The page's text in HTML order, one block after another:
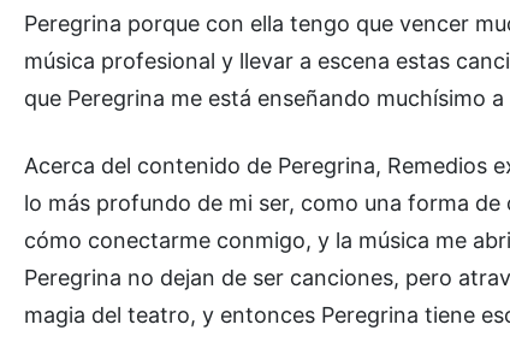
Peregrina porque con ella tengo que vencer
música profesional y llevar a escena estas
que Peregrina me está enseñando muchísimo
Acerca del contenido de Peregrina, Remedios
lo más profundo de mi ser, como una forma
cómo conectarme conmigo, y la música me
Peregrina no dejan de ser canciones, pero
magia del teatro, y entonces Peregrina tiene